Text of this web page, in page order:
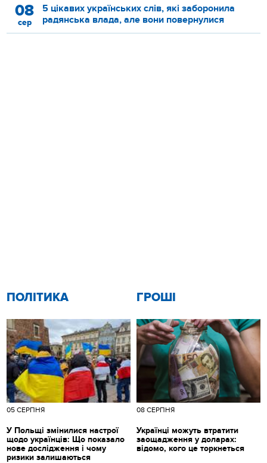
08
сер
5 цікавих українських слів, які заборонила
радянська влада, але вони повернулися
ПОЛІТИКА
05 СЕРПНЯ
У Польщі змінилися настрої
щодо українців: Що показало
нове дослідження і чому
ризики залишаються
ГРОШІ
08 СЕРПНЯ
Українці можуть втратити
заощадження у доларах:
відомо, кого це торкнеться